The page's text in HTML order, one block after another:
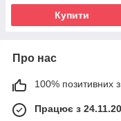
Купити
Про нас
100% позитивних з
Працює з